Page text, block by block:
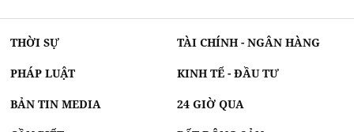
THỜI SỰ TÀI CHÍNH - NGÂN HÀNG
PHÁP LUẬT KINH TẾ - ĐẦU TƯ
BẢN TIN MEDIA 24 GIỜ QUA